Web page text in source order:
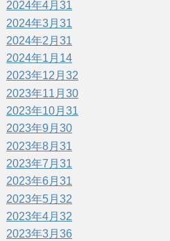
2024年4月 31
2024年3月 31
2024年2月 31
2024年1月 14
2023年12月 32
2023年11月 30
2023年10月 31
2023年9月 30
2023年8月 31
2023年7月 31
2023年6月 31
2023年5月 32
2023年4月 32
2023年3月 36